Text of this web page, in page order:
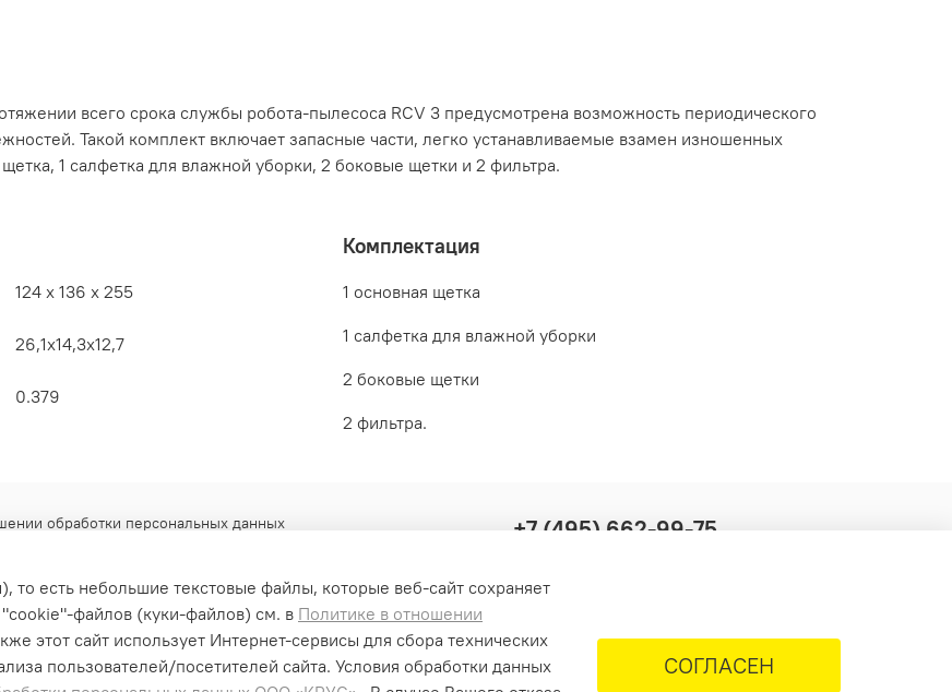
всего срока службы робота-пылесоса RCV 3 предусмотрена возможность периодического
Такой комплект включает запасные части, легко устанавливаемые взамен изношенных
1 салфетка для влажной уборки, 2 боковые щетки и 2 фильтра.
124 х 136 х 255
26,1х14,3х12,7
0.379
Комплектация
1 основная щетка
1 салфетка для влажной уборки
2 боковые щетки
2 фильтра.
обработки персональных данных
+7 (495) 662-99-75
есть небольшие текстовые файлы, которые веб-сайт сохраняет
"cookiе"-файлов (куки-файлов) см. в Политике в отношении
этот сайт использует Интернет-сервисы для сбора технических
пользователей/посетителей сайта. Условия обработки данных
СОГЛАСЕН